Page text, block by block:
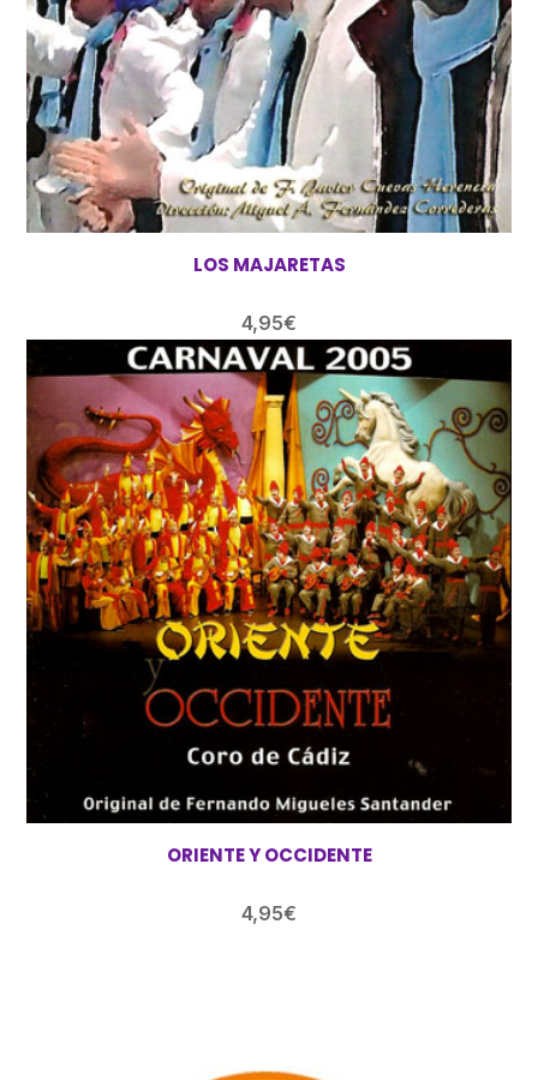
LOS MAJARETAS
4,95€
ORIENTE Y OCCIDENTE
4,95€